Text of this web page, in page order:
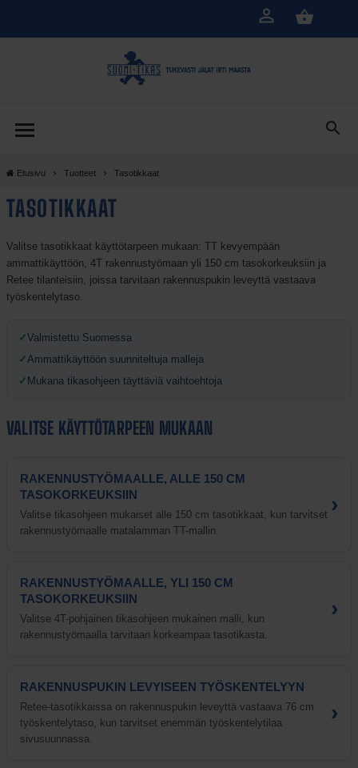
Etusivu Tuotteet Tasotikkaat
TASOTIKKAAT
Valitse tasotikkaat käyttötarpeen mukaan: TT kevyempään
ammattikäyttöön, 4T rakennustyömaan yli 150 cm tasokorkeuksiin ja
Retee tilanteisiin, joissa tarvitaan rakennuspukin leveyttä vastaava
työskentelytaso.
✓Valmistettu Suomessa
✓ Ammattikäyttöön suunniteltuja malleja
✓ Mukana tikasohjeen täyttäviä vaihtoehtoja
VALITSE KÄYTTÖTARPEEN MUKAAN
RAKENNUSTYÖMAALLE, ALLE 150 CM
TASOKORKEUKSIIN
Valitse tikasohjeen mukaiset alle 150 cm tasotikkaat, kun tarvitset
rakennustyömaalle matalamman TT-mallin.
›
RAKENNUSTYÖMAALLE, YLI 150 CM
TASOKORKEUKSIIN
Valitse 4T-pohjainen tikasohjeen mukainen malli, kun
rakennustyömaalla tarvitaan korkeampaa tasotikasta.
›
RAKENNUSPUKIN LEVYISEEN TYÖSKENTELYYN
Retee-tasotikkaissa on rakennuspukin leveyttä vastaava 76 cm
työskentelytaso, kun tarvitset enemmän työskentelytilaa
sivusuunnassa.
›